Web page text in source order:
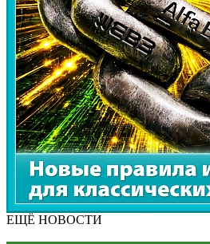
ЕЩЁ НОВОСТИ